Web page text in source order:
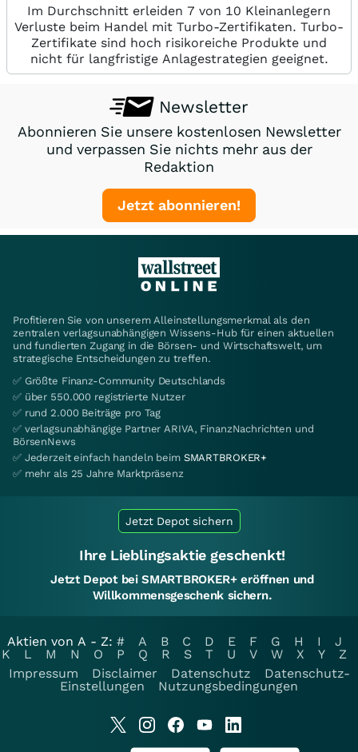
Im Durchschnitt erleiden 7 von 10 Kleinanlegern
Verluste beim Handel mit Turbo-Zertifikaten. Turbo-
Zertifikate sind hoch risikoreiche Produkte und
nicht für langfristige Anlagestrategien geeignet.
Newsletter
Abonnieren Sie unsere kostenlosen Newsletter
und verpassen Sie nichts mehr aus der
Redaktion
Jetzt abonnieren!
Profitieren Sie von unserem Alleinstellungsmerkmal als den
zentralen verlagsunabhängigen Wissens-Hub für einen aktuellen
und fundierten Zugang in die Börsen- und Wirtschaftswelt, um
strategische Entscheidungen zu treffen.
✅ Größte Finanz-Community Deutschlands
✅ über 550.000 registrierte Nutzer
✅ rund 2.000 Beiträge pro Tag
✅ verlagsunabhängige Partner ARIVA, FinanzNachrichten und
BörsenNews
✅ Jederzeit einfach handeln beim SMARTBROKER+
✅ mehr als 25 Jahre Marktpräsenz
Jetzt Depot sichern
Ihre Lieblingsaktie geschenkt!
Jetzt Depot bei SMARTBROKER+ eröffnen und
Willkommensgeschenk sichern.
Aktien von A - Z: # A B C D E F G H I
J
K
L M N O P Q R S T U V W X Y
Z
Impressum
Disclaimer Datenschutz
Datenschutz-
Einstellungen
Nutzungsbedingungen